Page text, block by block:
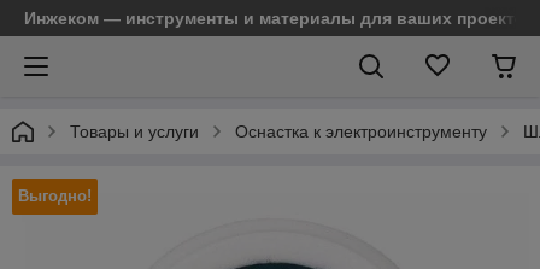
Инжеком — инструменты и материалы для ваших проектов
Товары и услуги Оснастка к электроинструменту
Выгодно!